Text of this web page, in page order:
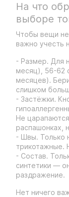
На что
выборе
Чтобы вещи не
важно учесть
- Размер. Для
месяц), 56-62
месяцев).
слишком
- Застёжки.
Не
распашонках,
- Швы. Только
трикотажные.
- Состав.
синтетики —
раздражение.
Нет ничего